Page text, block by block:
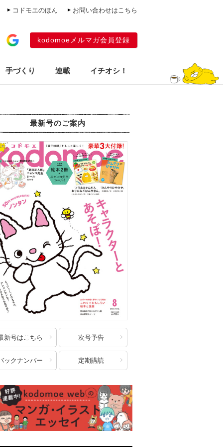
コドモエのほん お問い合わせはこちら
kodomoeメルマガ会員登録
手づくり 連載 イチオシ！
最新号のご案内
新号はこちら 次号予告
ックナンバー 定期購読